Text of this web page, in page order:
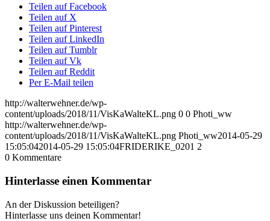
Teilen auf Facebook
Teilen auf X
Teilen auf Pinterest
Teilen auf LinkedIn
Teilen auf Tumblr
Teilen auf Vk
Teilen auf Reddit
Per E-Mail teilen
http://walterwehner.de/wp-
content/uploads/2018/11/VisKaWalteKL.png 0 0 Photi_ww
http://walterwehner.de/wp-
content/uploads/2018/11/VisKaWalteKL.png Photi_ww2014-05-29
15:05:042014-05-29 15:05:04FRIDERIKE_0201 2
0 Kommentare
Hinterlasse einen Kommentar
An der Diskussion beteiligen?
Hinterlasse uns deinen Kommentar!